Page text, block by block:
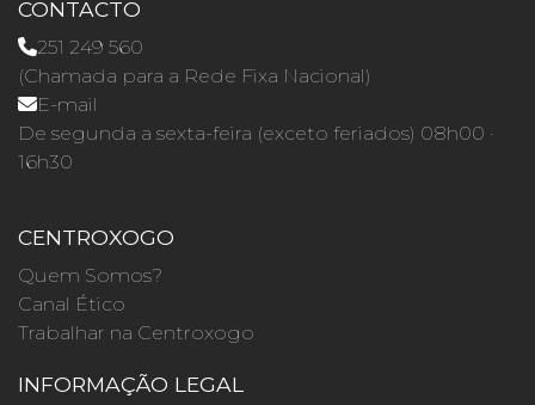
CONTACTO
251 249 560
(Chamada para a Rede Fixa Nacional)
E-mail
De segunda a sexta-feira (exceto feriados) 08h00 ·
16h30
CENTROXOGO
Quem Somos?
Canal Ético
Trabalhar na Centroxogo
INFORMAÇÃO LEGAL